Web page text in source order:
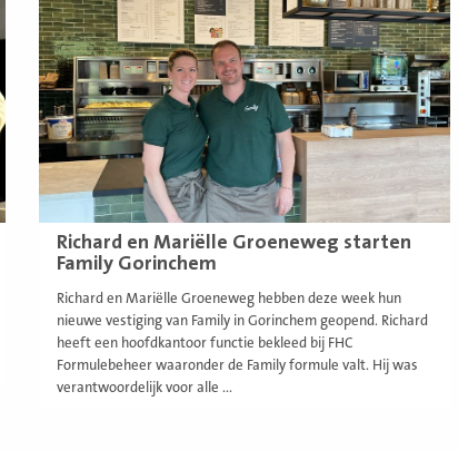
Richard en Mariëlle Groeneweg starten
Family Gorinchem
Richard en Mariëlle Groeneweg hebben deze week hun
nieuwe vestiging van Family in Gorinchem geopend. Richard
heeft een hoofdkantoor functie bekleed bij FHC
Formulebeheer waaronder de Family formule valt. Hij was
verantwoordelijk voor alle ...
meer